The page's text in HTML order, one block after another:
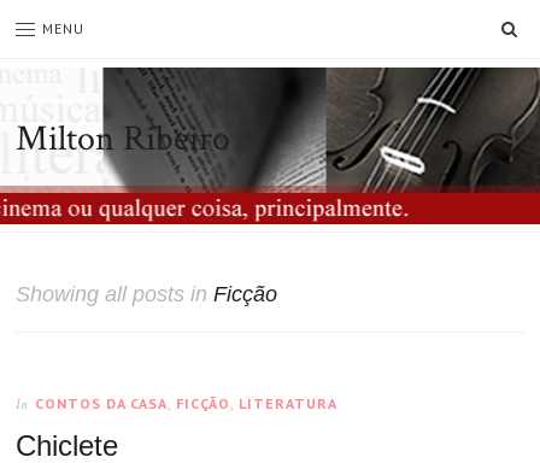
MENU
Milton Ribeiro
Showing all posts inFicção
In CONTOS DA CASA, FICÇÃO , LITERATURA
Chiclete